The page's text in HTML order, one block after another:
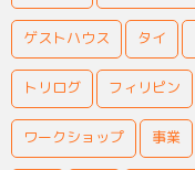
ゲストハウス タイ
トリログ フィリピン
ワークショップ 事業